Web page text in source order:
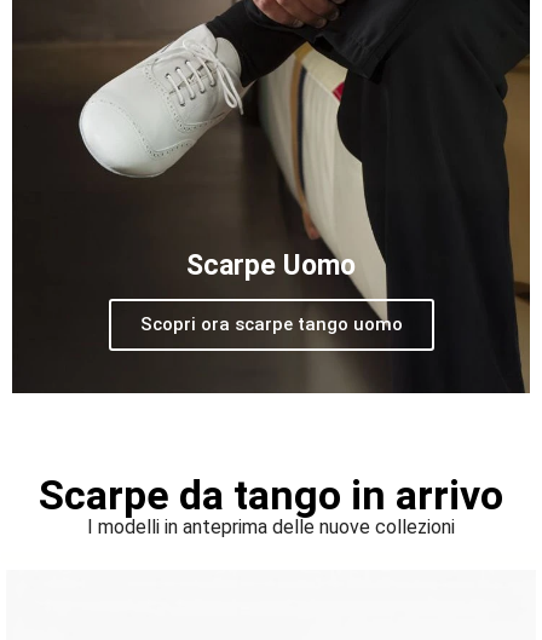
Scarpe Uomo
Scopri ora scarpe tango uomo
Scarpe da tango in arrivo
I modelli in anteprima delle nuove collezioni